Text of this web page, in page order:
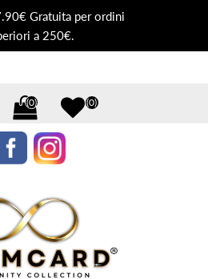
Gratuita per ordini
a 250€.
(0) (0)